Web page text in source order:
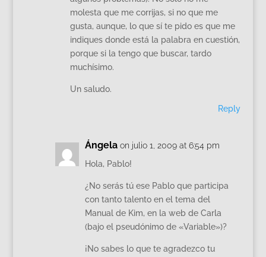
molesta que me corrijas, si no que me
gusta, aunque, lo que sí te pido es que me
indiques donde está la palabra en cuestión,
porque si la tengo que buscar, tardo
muchísimo.
Un saludo.
Reply
Ángela on julio 1, 2009 at 6:54 pm
Hola, Pablo!
¿No serás tú ese Pablo que participa
con tanto talento en el tema del
Manual de Kim, en la web de Carla
(bajo el pseudónimo de «Variable»)?
¡No sabes lo que te agradezco tu